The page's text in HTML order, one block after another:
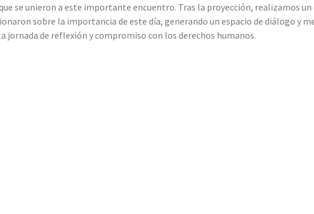
se unieron a este importante encuentro. Tras la proyección, realizamos
sobre la importancia de este día, generando un espacio de diálogo y
jornada de reflexión y compromiso con los derechos humanos.